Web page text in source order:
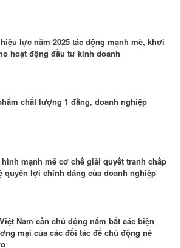
lực năm 2025 tác động mạnh mẽ, khơi
hoạt động đầu tư kinh doanh
chất lượng 1 đằng, doanh nghiệp
mạnh mẽ cơ chế giải quyết tranh chấp
quyền lợi chính đáng của doanh nghiệp
Nam cần chủ động nắm bắt các biện
mại của các đối tác để chủ động né